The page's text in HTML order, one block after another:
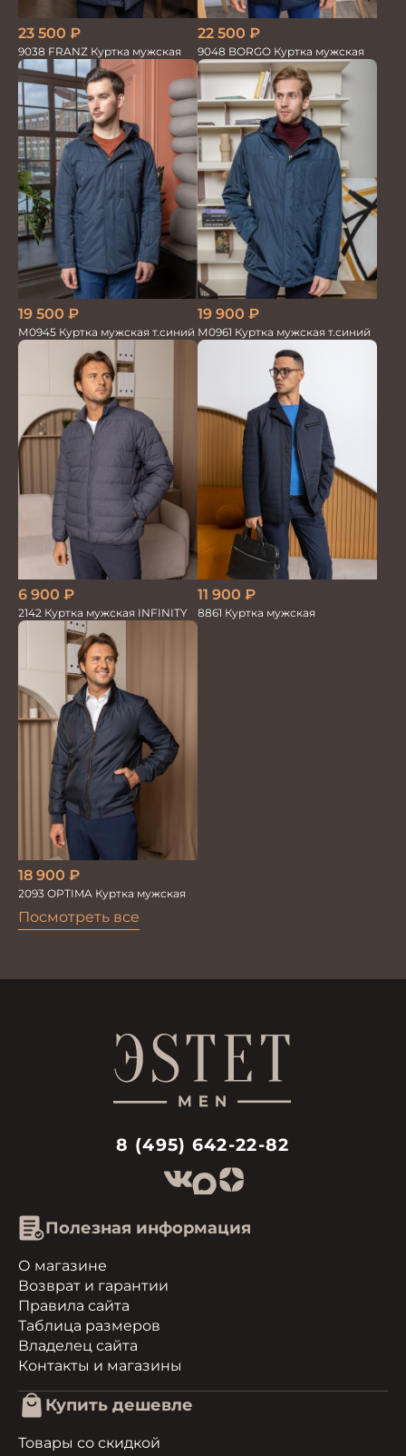
Посмотреть все
23 500 ₽
9038 FRANZ Куртка мужская
22 500 ₽
9048 BORGO Куртка мужская
19 500 ₽
М0945 Куртка мужская т.синий
19 900 ₽
М0961 Куртка мужская т.синий
6 900 ₽
2142 Куртка мужская INFINITY
11 900 ₽
8861 Куртка мужская
18 900 ₽
2093 OPTIMA Куртка мужская
8 (495) 642-22-82
Полезная информация
О магазине
Возврат и гарантии
Правила сайта
Таблица размеров
Владелец сайта
Контакты и магазины
Купить дешевле
Товары со скидкой